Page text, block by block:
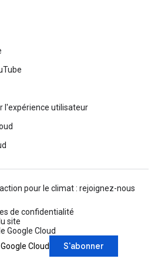
l'expérience utilisateur
de confidentialité
site
Google Cloud
pour le climat : rejoignez-nous
Cloud S'abonner